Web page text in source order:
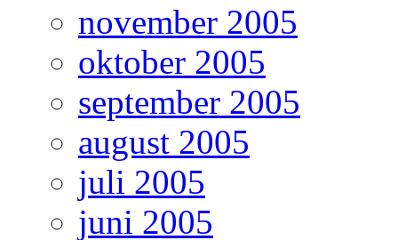
november 2005
oktober 2005
september 2005
august 2005
juli 2005
juni 2005